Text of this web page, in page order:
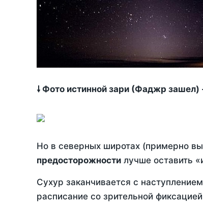
🠗 Фото истинной зари (Фаджр зашел)
Но в северных широтах (примерно
предосторожности лучше оставить
Сухур заканчивается с
расписание со зрительной